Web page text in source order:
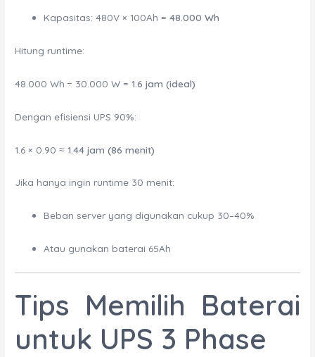
Kapasitas: 480V × 100Ah =48.000 Wh
Hitung runtime:
48.000 Wh ÷ 30.000 W =1.6 jam (ideal)
Dengan efisiensi UPS 90%:
1.6 × 0.90 ≈1.44 jam (86 menit)
Jika hanya ingin runtime 30 menit:
Beban server yang digunakan cukup 30–40%
Atau gunakan baterai 65Ah
Tips Memilih Baterai
untuk UPS 3 Phase